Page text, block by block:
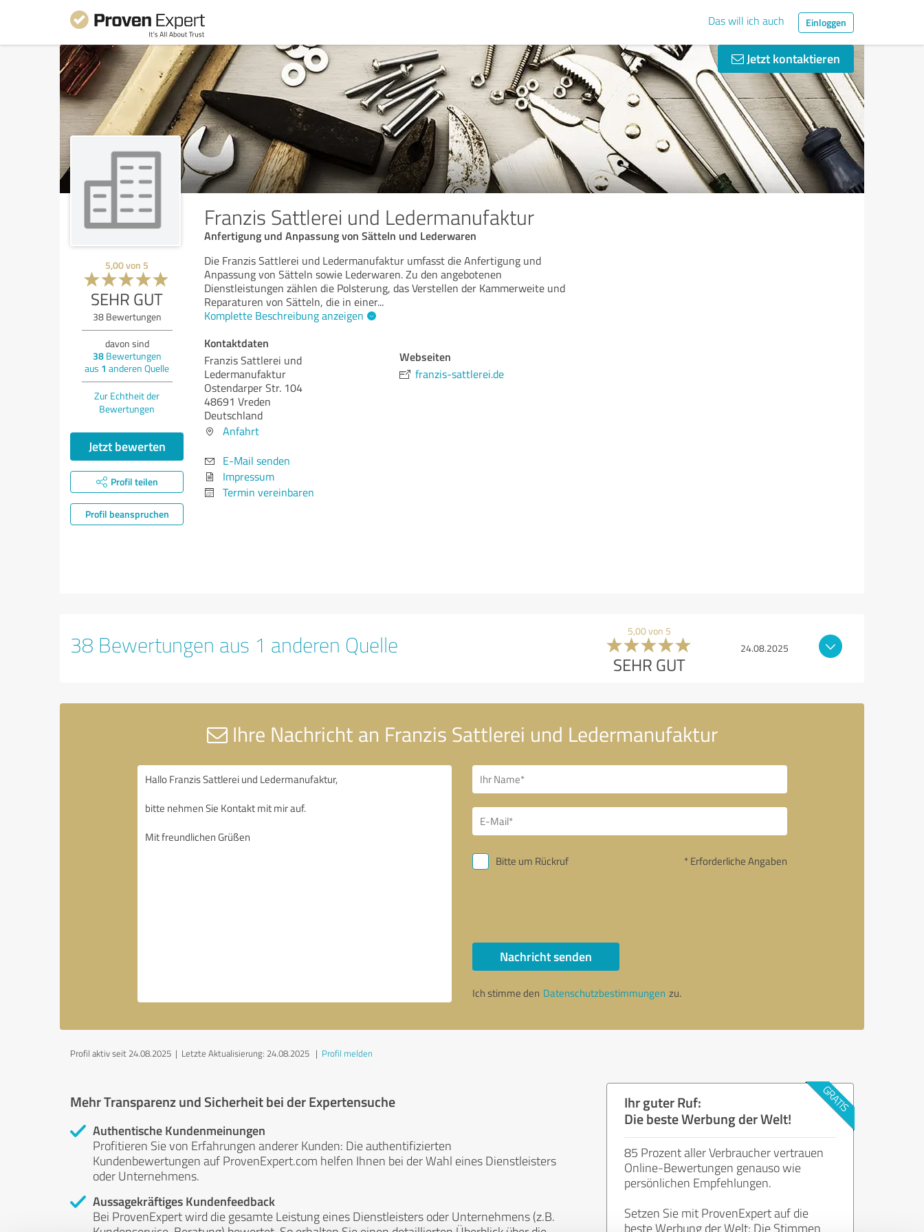
Das will ich auch Einloggen
Jetzt kontaktieren
Franzis Sattlerei und Ledermanufaktur
Anfertigung und Anpassung von Sätteln und Lederwaren
5,00von 5
SEHR GUT
38Bewertungen
davon sind
38Bewertungen
aus 1 anderen Quelle
Zur Echtheit der
Bewertungen
Jetzt bewerten
Profil teilen
Profil beanspruchen
Die Franzis Sattlerei und Ledermanufaktur umfasst die Anfertigung und
Anpassung von Sätteln sowie Lederwaren. Zu den angebotenen
Dienstleistungen zählen die Polsterung, das Verstellen der Kammerweite und
Reparaturen von Sätteln, die in einer...
Komplette Beschreibung anzeigen
Kontaktdaten
Franzis Sattlerei und
Ledermanufaktur
Ostendarper Str. 104
48691 Vreden
Deutschland
Anfahrt
E-Mail senden
Impressum
Termin vereinbaren
Webseiten
franzis-sattlerei.de
38 Bewertungen aus 1 anderen Quelle 5,00 von 5
SEHR GUT
24.08.2025
Ihre Nachricht an Franzis Sattlerei und Ledermanufaktur
Bitte um Rückruf * Erforderliche Angaben
Nachricht senden
Ich stimme den Datenschutzbestimmungen zu.
Profil aktiv seit 24.08.2025 | Letzte Aktualisierung: 24.08.2025 | Profil melden
Mehr Transparenz und Sicherheit bei der Expertensuche
Authentische Kundenmeinungen
Profitieren Sie von Erfahrungen anderer Kunden: Die authentifizierten
Kundenbewertungen auf ProvenExpert.com helfen Ihnen bei der Wahl eines Dienstleisters
oder Unternehmens.
Aussagekräftiges Kundenfeedback
Bei ProvenExpert wird die gesamte Leistung eines Dienstleisters oder Unternehmens (z.B.
Ihr guter Ruf:
Die beste Werbung der Welt!
85 Prozent aller Verbraucher vertrauen
Online-Bewertungen genauso wie
persönlichen Empfehlungen.
Setzen Sie mit ProvenExpert auf die
beste Werbung der Welt: Die Stimmen